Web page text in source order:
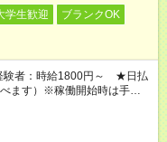
学生歓迎
ブランクOK
験者：時給1800円～ ★日払
ます）※稼働開始時は手続き